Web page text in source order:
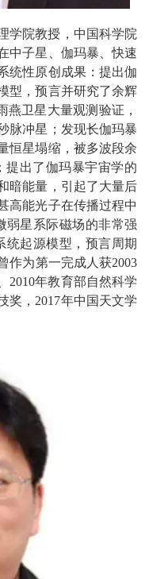
学院教授，中国科学院
中子星、伽玛暴、快速
统性原创成果：提出伽
型，预言并研究了余辉
卫星大量观测验证，
脉冲星；发现长伽玛暴
恒星塌缩，被多波段余
提出了伽玛暴宇宙学的
暗能量，引起了大量后
高能光子在传播过程中
弱星系际磁场的非常强
统起源模型，预言周期
作为第一完成人获2003
2010年教育部自然科学
奖，2017年中国天文学